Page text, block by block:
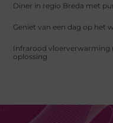
Diner in regio Breda met
Geniet van een dag op het
Infrarood vloerverwarming
oplossing